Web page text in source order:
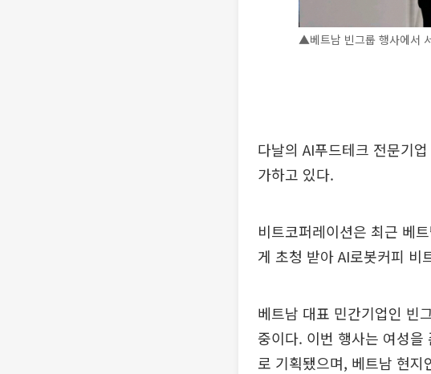
▲베트남 빈그룹 행사에서
다날의 AI푸드테크 전문기
가하고 있다.
비트코퍼레이션은 최근 베
게 초청 받아 AI로봇커피
베트남 대표 민간기업인 빈
중이다. 이번 행사는 여성
로 기획됐으며, 베트남 현